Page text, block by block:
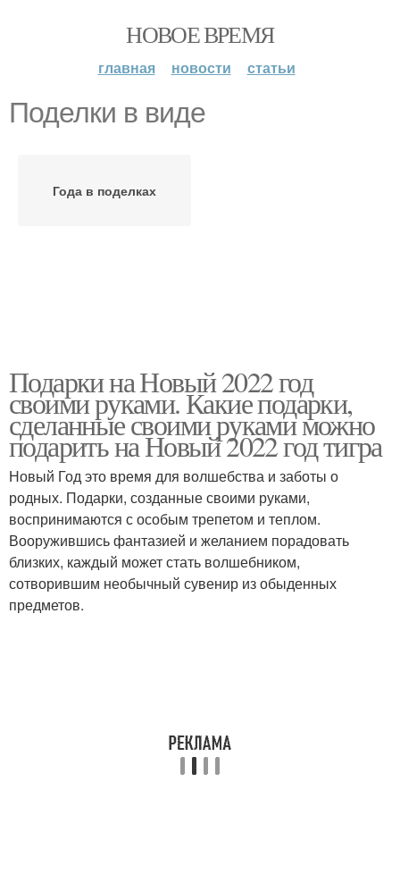
НОВОЕ ВРЕМЯ
главная новости статьи
Поделки в виде
Года в поделках
Подарки на Новый 2022 год
своими руками. Какие подарки,
сделанные своими руками можно
подарить на Новый 2022 год тигра
Новый Год это время для волшебства и заботы о
родных. Подарки, созданные своими руками,
воспринимаются с особым трепетом и теплом.
Вооружившись фантазией и желанием порадовать
близких, каждый может стать волшебником,
сотворившим необычный сувенир из обыденных
предметов.